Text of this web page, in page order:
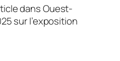
dans Ouest-
sur l’exposition